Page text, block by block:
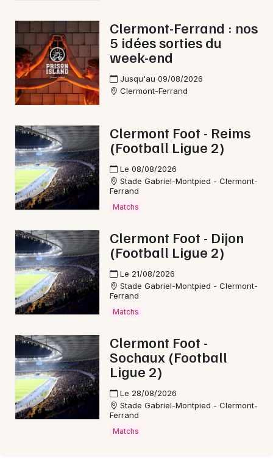
Clermont-Ferrand : nos
5 idées sorties du
week-end
Jusqu'au 09/08/2026
Clermont-Ferrand
Clermont Foot - Reims
(Football Ligue 2)
Le 08/08/2026
Stade Gabriel-Montpied - Clermont-
Ferrand
Matchs
Clermont Foot - Dijon
(Football Ligue 2)
Le 21/08/2026
Stade Gabriel-Montpied - Clermont-
Ferrand
Matchs
Clermont Foot -
Sochaux (Football
Ligue 2)
Le 28/08/2026
Stade Gabriel-Montpied - Clermont-
Ferrand
Matchs